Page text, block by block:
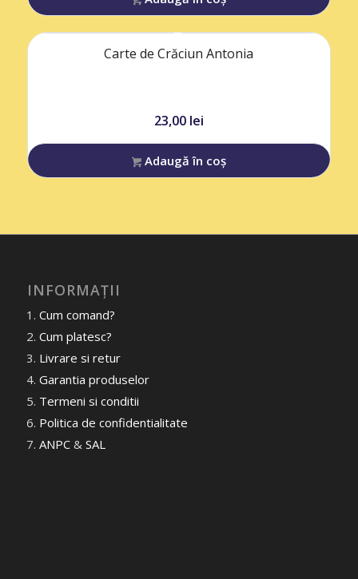
Carte de Crăciun Antonia
23,00 lei
Adaugă în coș
INFORMAȚII
Cum comand?
Cum platesc?
Livrare si retur
Garantia produselor
Termeni si conditii
Politica de confidentialitate
ANPC& SAL